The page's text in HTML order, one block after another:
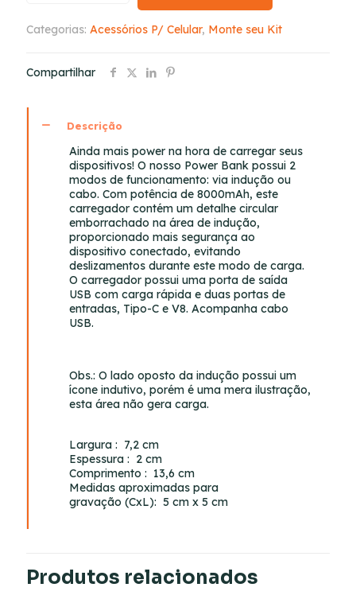
Categorias: Acessórios P/ Celular, Monte seu Kit
Compartilhar
Descrição
Ainda mais power na hora de carregar seus
dispositivos! O nosso Power Bank possui 2
modos de funcionamento: via indução ou
cabo. Com potência de 8000mAh, este
carregador contém um detalhe circular
emborrachado na área de indução,
proporcionado mais segurança ao
dispositivo conectado, evitando
deslizamentos durante este modo de carga.
O carregador possui uma porta de saída
USB com carga rápida e duas portas de
entradas, Tipo-C e V8. Acompanha cabo
USB.
Obs.: O lado oposto da indução possui um
ícone indutivo, porém é uma mera ilustração,
esta área não gera carga.
Largura : 7,2 cm
Espessura : 2 cm
Comprimento : 13,6 cm
Medidas aproximadas para
gravação (CxL): 5 cm x 5 cm
Produtos relacionados